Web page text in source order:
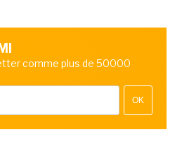
comme plus de 50000
OK